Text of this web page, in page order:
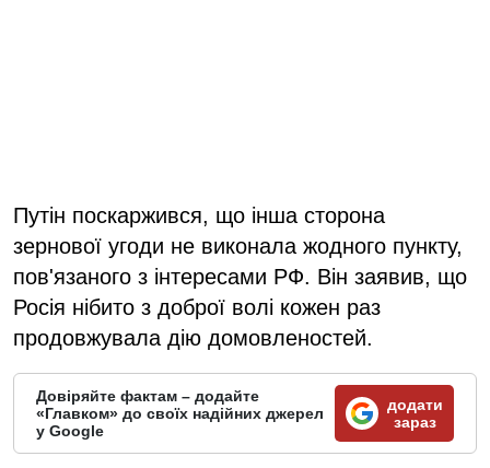
Путін поскаржився, що інша сторона
зернової угоди не виконала жодного пункту,
пов'язаного з інтересами РФ. Він заявив, що
Росія нібито з доброї волі кожен раз
продовжувала дію домовленостей.
Довіряйте фактам – додайте
«Главком» до своїх надійних джерел
у Google
додати
зараз